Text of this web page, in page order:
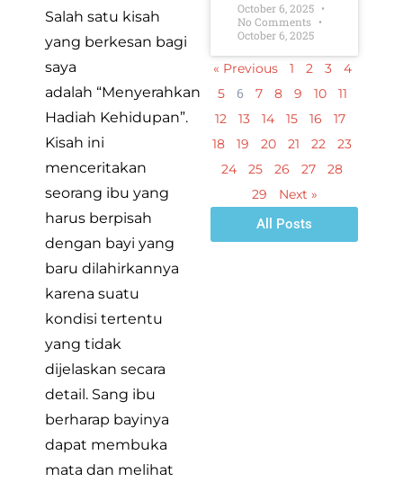
Salah satu kisah
yang berkesan bagi
saya
adalah “Menyerahkan
Hadiah Kehidupan”.
Kisah ini
menceritakan
seorang ibu yang
harus berpisah
dengan bayi yang
baru dilahirkannya
karena suatu
kondisi tertentu
yang tidak
dijelaskan secara
detail. Sang ibu
berharap bayinya
dapat membuka
mata dan melihat
October 6, 2025
No Comments
October 6, 2025
« Previous 1 2 3
4
5
6 7 8 9 10
11
12
13 14 15 16
17
18
19 20 21 22
23
24
25 26 27
28
29
Next »
All Posts